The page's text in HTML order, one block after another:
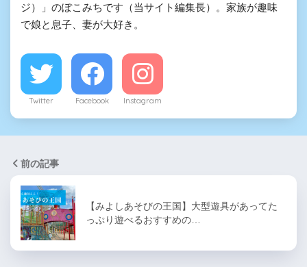
ジ）」のぽこみちです（当サイト編集長）。家族が趣味
で娘と息子、妻が大好き。
Twitter Facebook Instagram
前の記事
【みよしあそびの王国】大型遊具があってた
っぷり遊べるおすすめの…